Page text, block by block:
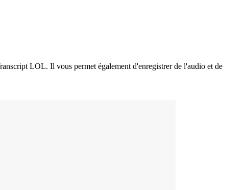
LOL. Il vous permet également d'enregistrer de l'audio et de